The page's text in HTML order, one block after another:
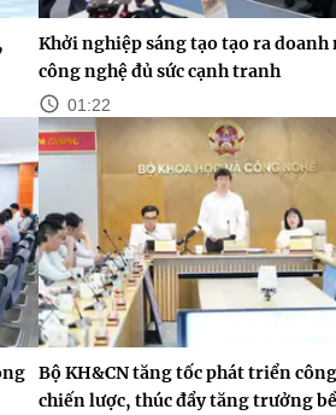
Khởi nghiệp sáng tạo tạo ra doanh
công nghệ đủ sức cạnh tranh
01:22
Bộ KH&CN tăng tốc phát triển
chiến lược, thúc đẩy tăng trưởng